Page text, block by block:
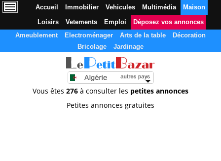
Accueil Immobilier Vehicules Multimédia
Maison
Loisirs
Vetements Emploi
Déposez vos annonces
Ameublement
Electroménager Arts de la table
Décoration
Bricolage
Jardinage
Vous êtes 276 à consulter les petites annonces
Petites annonces gratuites